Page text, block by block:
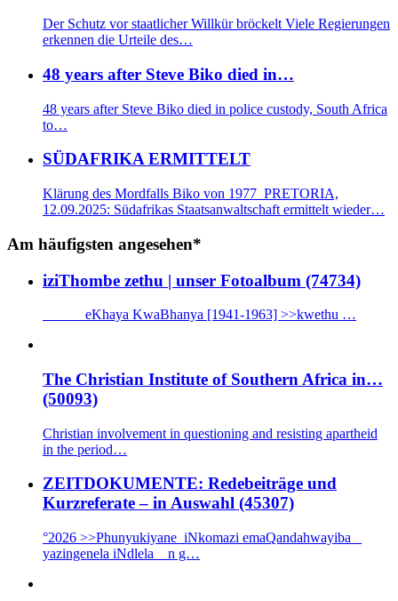
Der Schutz vor staatlicher Willkür bröckelt Viele Regierungen
erkennen die Urteile des…
48 years after Steve Biko died in…
48 years after Steve Biko died in police custody, South Africa
to…
SÜDAFRIKA ERMITTELT
Klärung des Mordfalls Biko von 1977 PRETORIA,
12.09.2025: Südafrikas Staatsanwaltschaft ermittelt wieder…
Am häufigsten angesehen*
iziThombe zethu | unser Fotoalbum (74734)
eKhaya KwaBhanya [1941-1963] >>kwethu …
The Christian Institute of Southern Africa in…
(50093)
Christian involvement in questioning and resisting apartheid
in the period…
ZEITDOKUMENTE: Redebeiträge und
Kurzreferate – in Auswahl (45307)
°2026 >>Phunyukiyane iNkomazi emaQandahwayiba _
yazingenela iNdlela n g…